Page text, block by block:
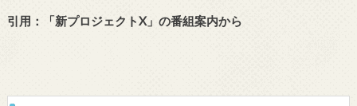
引用：「新プロジェクトX」の番組案内から